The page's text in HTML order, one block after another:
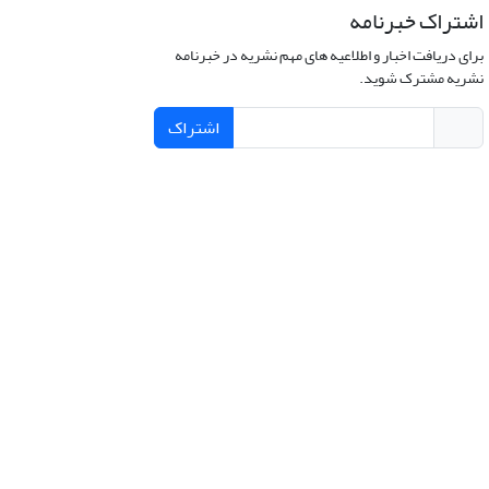
اشتراک خبرنامه
برای دریافت اخبار و اطلاعیه های مهم نشریه در خبرنامه
نشریه مشترک شوید.
اشتراک